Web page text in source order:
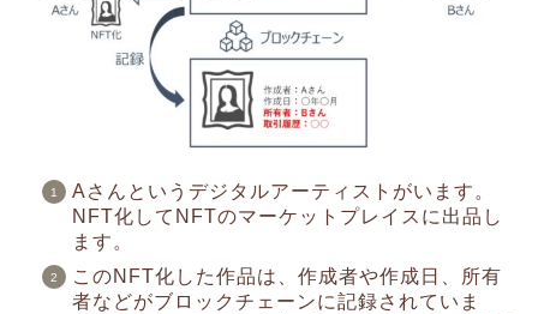
Aさんというデジタルアーティストがいます。
NFT化してNFTのマーケットプレイスに出品し
ます。
このNFT化した作品は、作成者や作成日、所有
者などがブロックチェーンに記録されていま